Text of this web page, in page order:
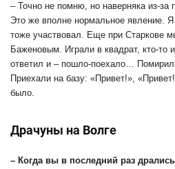
– Точно не помню, но наверняка из-за
Это же вполне нормальное явление. Я
тоже участвовал. Еще при Старкове
Баженовым. Играли в квадрат, кто-то
ответил и – пошло-поехало…
Приехали на базу: «Привет!»,
было.
Драчуны на Волге
– Когда вы в последний раз